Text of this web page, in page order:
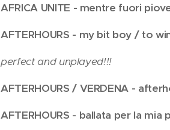
AFRICA UNITE - mentre fuori
AFTERHOURS - my bit boy / to
perfect and unplayed!!!
AFTERHOURS / VERDENA -
AFTERHOURS - ballata per la mia